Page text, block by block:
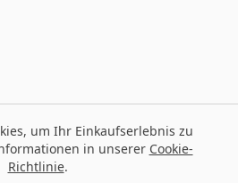
um Ihr Einkaufserlebnis zu
in unserer Cookie-
Richtlinie.